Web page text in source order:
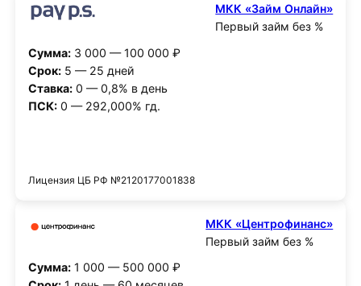
МКК «Займ Онлайн»
Первый займ без %
Сумма:3 000 — 100 000 ₽
Срок:5 — 25 дней
Ставка:0 — 0,8% в день
ПСК:0 — 292,000% гд.
Лицензия ЦБ РФ №2120177001838
МКК «Центрофинанс»
Первый займ без %
Сумма:1 000 — 500 000 ₽